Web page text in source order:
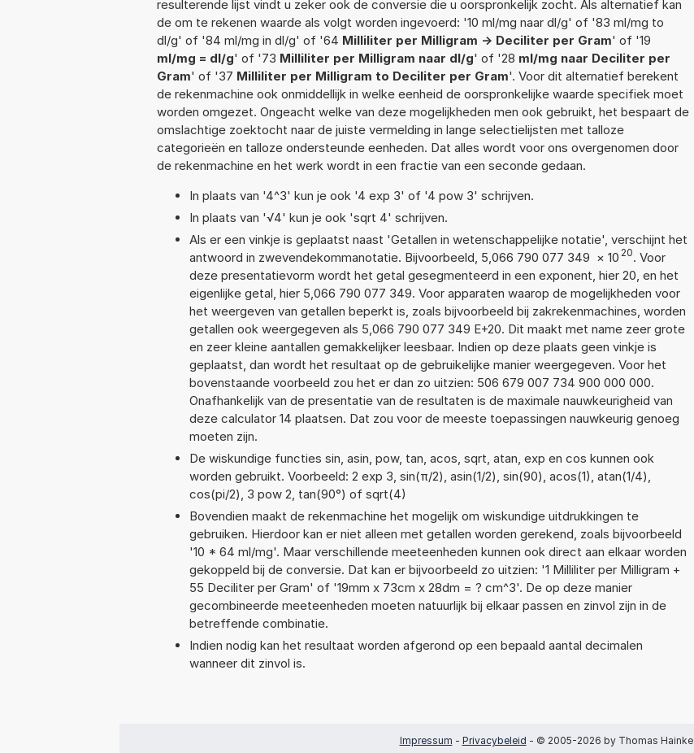
resulterende lijst vindt u zeker ook de conversie die u oorspronkelijk zocht. Als alternatief kan
de om te rekenen waarde als volgt worden ingevoerd: '10 ml/mg naar dl/g' of '83 ml/mg to
dl/g' of '84 ml/mg in dl/g' of '64 Milliliter per Milligram -> Deciliter per Gram' of '19
ml/mg = dl/g' of '73 Milliliter per Milligram naar dl/g' of '28 ml/mg naar Deciliter per
Gram' of '37 Milliliter per Milligram to Deciliter per Gram'. Voor dit alternatief berekent
de rekenmachine ook onmiddellijk in welke eenheid de oorspronkelijke waarde specifiek moet
worden omgezet. Ongeacht welke van deze mogelijkheden men ook gebruikt, het bespaart de
omslachtige zoektocht naar de juiste vermelding in lange selectielijsten met talloze
categorieën en talloze ondersteunde eenheden. Dat alles wordt voor ons overgenomen door
de rekenmachine en het werk wordt in een fractie van een seconde gedaan.
In plaats van '4^3' kun je ook '4 exp 3' of '4 pow 3' schrijven.
In plaats van '√4' kun je ook 'sqrt 4' schrijven.
Als er een vinkje is geplaatst naast 'Getallen in wetenschappelijke notatie', verschijnt het
antwoord in zwevendekommanotatie. Bijvoorbeeld, 5,066 790 077 349 × 10 20. Voor
deze presentatievorm wordt het getal gesegmenteerd in een exponent, hier 20, en het
eigenlijke getal, hier 5,066 790 077 349. Voor apparaten waarop de mogelijkheden voor
het weergeven van getallen beperkt is, zoals bijvoorbeeld bij zakrekenmachines, worden
getallen ook weergegeven als 5,066 790 077 349 E+20. Dit maakt met name zeer grote
en zeer kleine aantallen gemakkelijker leesbaar. Indien op deze plaats geen vinkje is
geplaatst, dan wordt het resultaat op de gebruikelijke manier weergegeven. Voor het
bovenstaande voorbeeld zou het er dan zo uitzien: 506 679 007 734 900 000 000.
Onafhankelijk van de presentatie van de resultaten is de maximale nauwkeurigheid van
deze calculator 14 plaatsen. Dat zou voor de meeste toepassingen nauwkeurig genoeg
moeten zijn.
De wiskundige functies sin, asin, pow, tan, acos, sqrt, atan, exp en cos kunnen ook
worden gebruikt. Voorbeeld: 2 exp 3, sin(π/2), asin(1/2), sin(90), acos(1), atan(1/4),
cos(pi/2), 3 pow 2, tan(90°) of sqrt(4)
Bovendien maakt de rekenmachine het mogelijk om wiskundige uitdrukkingen te
gebruiken. Hierdoor kan er niet alleen met getallen worden gerekend, zoals bijvoorbeeld
'10 * 64 ml/mg'. Maar verschillende meeteenheden kunnen ook direct aan elkaar worden
gekoppeld bij de conversie. Dat kan er bijvoorbeeld zo uitzien: '1 Milliliter per Milligram +
55 Deciliter per Gram' of '19mm x 73cm x 28dm = ? cm^3'. De op deze manier
gecombineerde meeteenheden moeten natuurlijk bij elkaar passen en zinvol zijn in de
betreffende combinatie.
Indien nodig kan het resultaat worden afgerond op een bepaald aantal decimalen
wanneer dit zinvol is.
Impressum - Privacybeleid - © 2005-2026 by Thomas Hainke